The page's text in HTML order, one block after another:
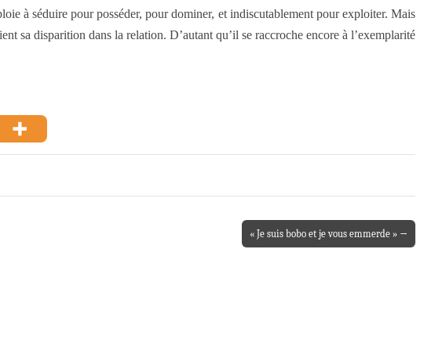
à séduire pour posséder, pour dominer, et indiscutablement pour exploiter. Mais
sa disparition dans la relation. D’autant qu’il se raccroche encore à l’exemplarité
« Je suis bobo et je vous emmerde » →